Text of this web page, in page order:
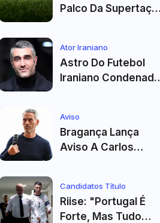
Palco Da Supertaça
E Adversários
Confirmados
Ator Iraniano
Astro Do Futebol
Iraniano Condenado
Acusado De Estupro
E Sequestro
Aviso
Bragança Lança
Aviso A Carlos
O Sp. Braga
Candidatos Título
Riise: "Portugal É
Forte, Mas Tudo